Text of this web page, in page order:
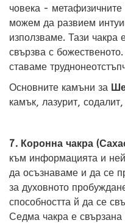
човека -
можем да развием
използваме. Тази
свързва с
ставаме
Основните камъни за
камък, лазурит,
7. Коронна чакра
към информацията и
да осъзнаваме и да се
за духовното
способността й да се
Седма чакра е